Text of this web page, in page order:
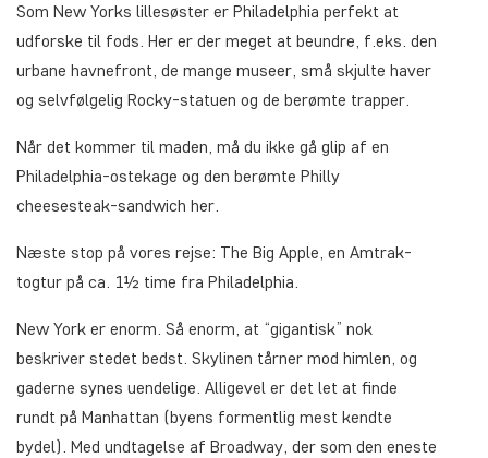
Som New Yorks lillesøster er Philadelphia perfekt at
udforske til fods. Her er der meget at beundre, f.eks. den
urbane havnefront, de mange museer, små skjulte haver
og selvfølgelig Rocky-statuen og de berømte trapper.
Når det kommer til maden, må du ikke gå glip af en
Philadelphia-ostekage og den berømte Philly
cheesesteak-sandwich her.
Næste stop på vores rejse: The Big Apple, en Amtrak-
togtur på ca. 1½ time fra Philadelphia.
New York er enorm. Så enorm, at “gigantisk” nok
beskriver stedet bedst. Skylinen tårner mod himlen, og
gaderne synes uendelige. Alligevel er det let at finde
rundt på Manhattan (byens formentlig mest kendte
bydel). Med undtagelse af Broadway, der som den eneste